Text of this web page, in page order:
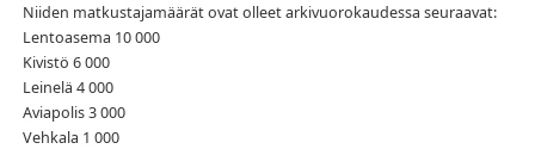
Niiden matkustajamäärät ovat olleet arkivuorokaudessa seuraavat:
Lentoasema 10 000
Kivistö 6 000
Leinelä 4 000
Aviapolis 3 000
Vehkala 1 000